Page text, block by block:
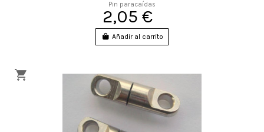
Pin paracaídas
2,05 €
Añadir al carrito